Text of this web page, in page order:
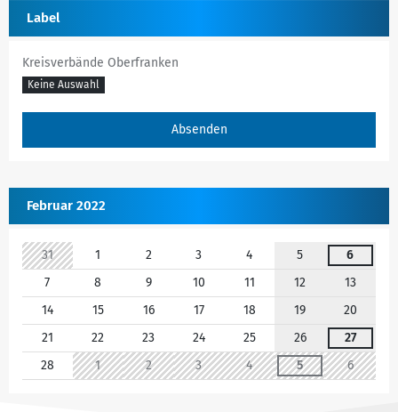
Label
Kreisverbände Oberfranken
Keine Auswahl
Februar 2022
31 1 2 3 4 5
6
7
8 9 10 11 12
13
14
15 16 17 18 19
20
21
22 23 24 25 26
27
28
1 2 3 4 5 6